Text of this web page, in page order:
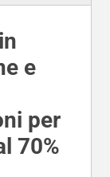
e
per
70%